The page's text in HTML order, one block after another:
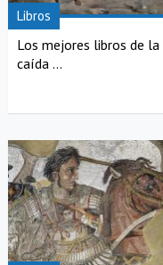
Libros
Los mejores libros de la
caída ...